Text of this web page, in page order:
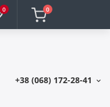
0 0
+38 (068) 172-28-41